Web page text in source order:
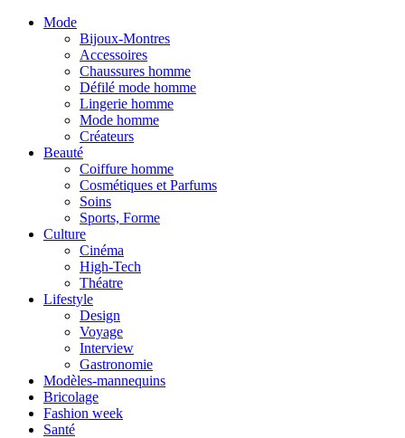
Mode
Bijoux-Montres
Accessoires
Chaussures homme
Défilé mode homme
Lingerie homme
Mode homme
Créateurs
Beauté
Coiffure homme
Cosmétiques et Parfums
Soins
Sports, Forme
Culture
Cinéma
High-Tech
Théatre
Lifestyle
Design
Voyage
Interview
Gastronomie
Modèles-mannequins
Bricolage
Fashion week
Santé